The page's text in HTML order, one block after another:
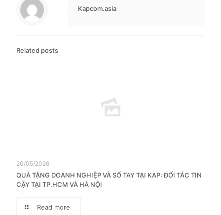
Kapcom.asia
Related posts
20/05/2026
QUÀ TẶNG DOANH NGHIỆP VÀ SỔ TAY TẠI KAP: ĐỐI TÁC TIN
CẬY TẠI TP.HCM VÀ HÀ NỘI
Read more